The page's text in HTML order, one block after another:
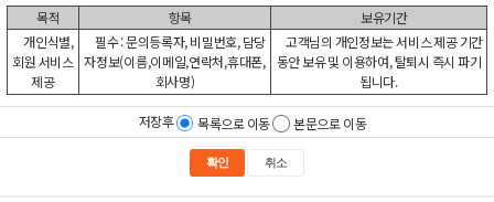
목적
항목
보유기간
개인식별,
회원 서비스
제공
필수 : 문의등록자, 비밀번호, 담당
자정보(이름,이메일,연락처,휴대폰,
회사명)
고객님의 개인정보는 서비스 제공 기간
동안 보유 및 이용하여, 탈퇴시 즉시 파기
됩니다.
저장후 목록으로 이동 본문으로 이동
확인 취소